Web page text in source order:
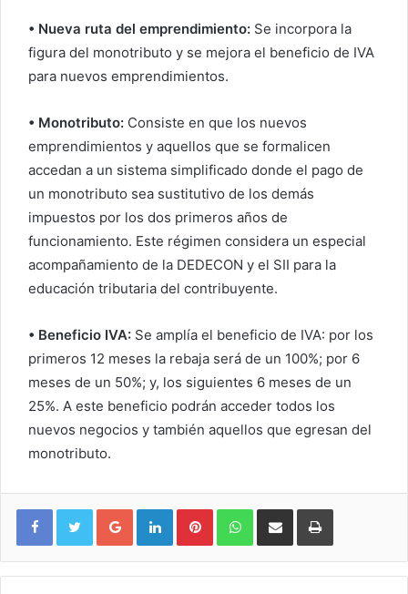
• Nueva ruta del emprendimiento: Se incorpora la
figura del monotributo y se mejora el beneficio de IVA
para nuevos emprendimientos.
• Monotributo: Consiste en que los nuevos
emprendimientos y aquellos que se formalicen
accedan a un sistema simplificado donde el pago de
un monotributo sea sustitutivo de los demás
impuestos por los dos primeros años de
funcionamiento. Este régimen considera un especial
acompañamiento de la DEDECON y el SII para la
educación tributaria del contribuyente.
• Beneficio IVA: Se amplía el beneficio de IVA: por los
primeros 12 meses la rebaja será de un 100%; por 6
meses de un 50%; y, los siguientes 6 meses de un
25%. A este beneficio podrán acceder todos los
nuevos negocios y también aquellos que egresan del
monotributo.
Google+ LinkedIn Pinterest WhatsApp